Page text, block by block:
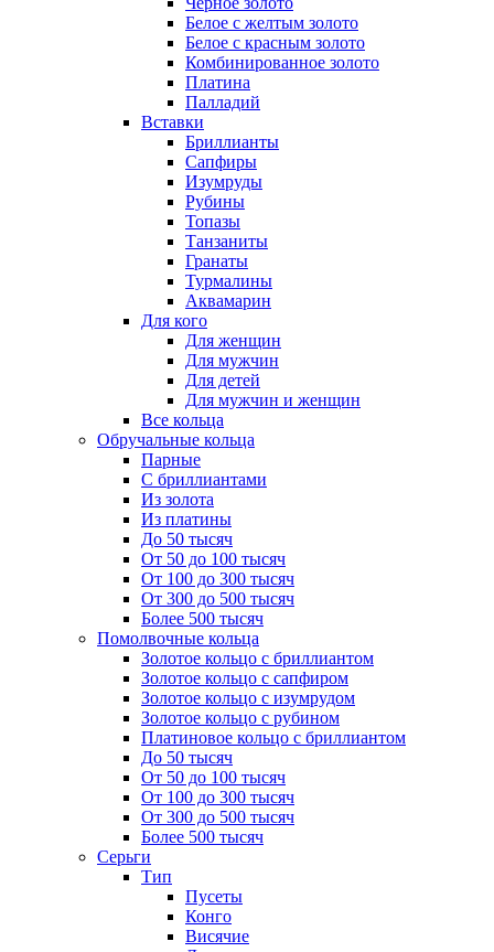
Белое с желтым золото
Белое с красным золото
Комбинированное золото
Платина
Палладий
Вставки
Бриллианты
Сапфиры
Изумруды
Рубины
Топазы
Танзаниты
Гранаты
Турмалины
Аквамарин
Для кого
Для женщин
Для мужчин
Для детей
Для мужчин и женщин
Все кольца
Обручальные кольца
Парные
С бриллиантами
Из золота
Из платины
До 50 тысяч
От 50 до 100 тысяч
От 100 до 300 тысяч
От 300 до 500 тысяч
Более 500 тысяч
Помолвочные кольца
Золотое кольцо с бриллиантом
Золотое кольцо с сапфиром
Золотое кольцо с изумрудом
Золотое кольцо с рубином
Платиновое кольцо с бриллиантом
До 50 тысяч
От 50 до 100 тысяч
От 100 до 300 тысяч
От 300 до 500 тысяч
Более 500 тысяч
Серьги
Тип
Пусеты
Конго
Висячие